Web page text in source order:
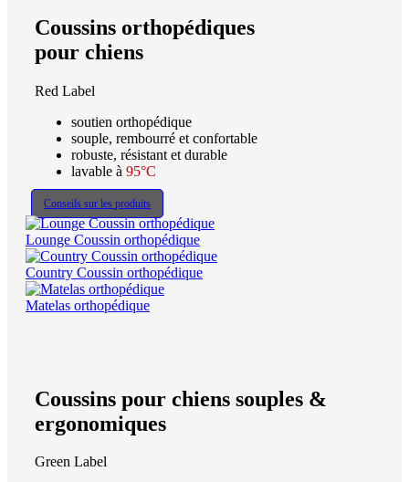
Coussins orthopédiques
pour chiens
Red Label
soutien orthopédique
souple, rembourré et confortable
robuste, résistant et durable
lavable à 95°C
Conseils sur les produits
Lounge Coussin orthopédique
Country Coussin orthopédique
Matelas orthopédique
Coussins pour chiens souples &
ergonomiques
Green Label